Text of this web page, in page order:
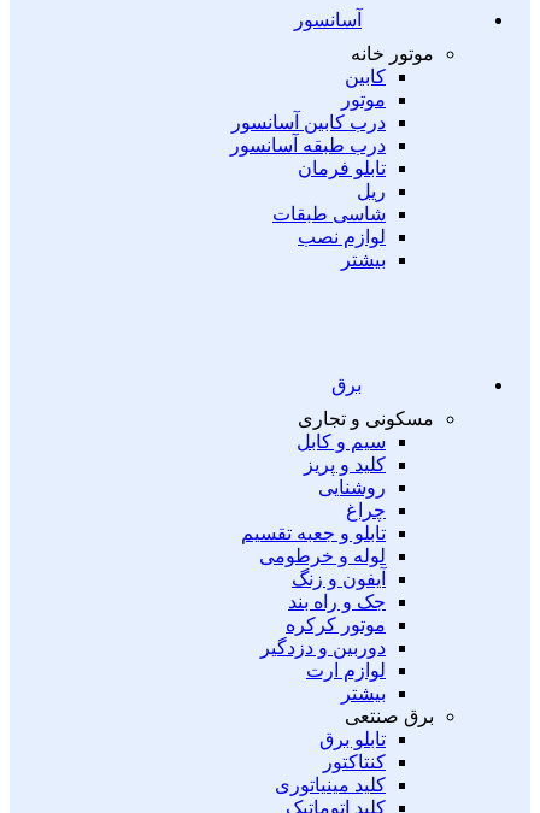
آسانسور
موتور خانه
کابین
موتور
درب کابین آسانسور
درب طبقه آسانسور
تابلو فرمان
ریل
شاسی طبقات
لوازم نصب
بیشتر
برق
مسکونی و تجاری
سیم و کابل
کلید و پریز
روشنایی
چراغ
تابلو و جعبه تقسیم
لوله و خرطومی
آیفون و زنگ
جک و راه بند
موتور کرکره
دوربین و دزدگیر
لوازم ارت
بیشتر
برق صنتعی
تابلو برق
کنتاکتور
کلید مینیاتوری
کلید اتوماتیک